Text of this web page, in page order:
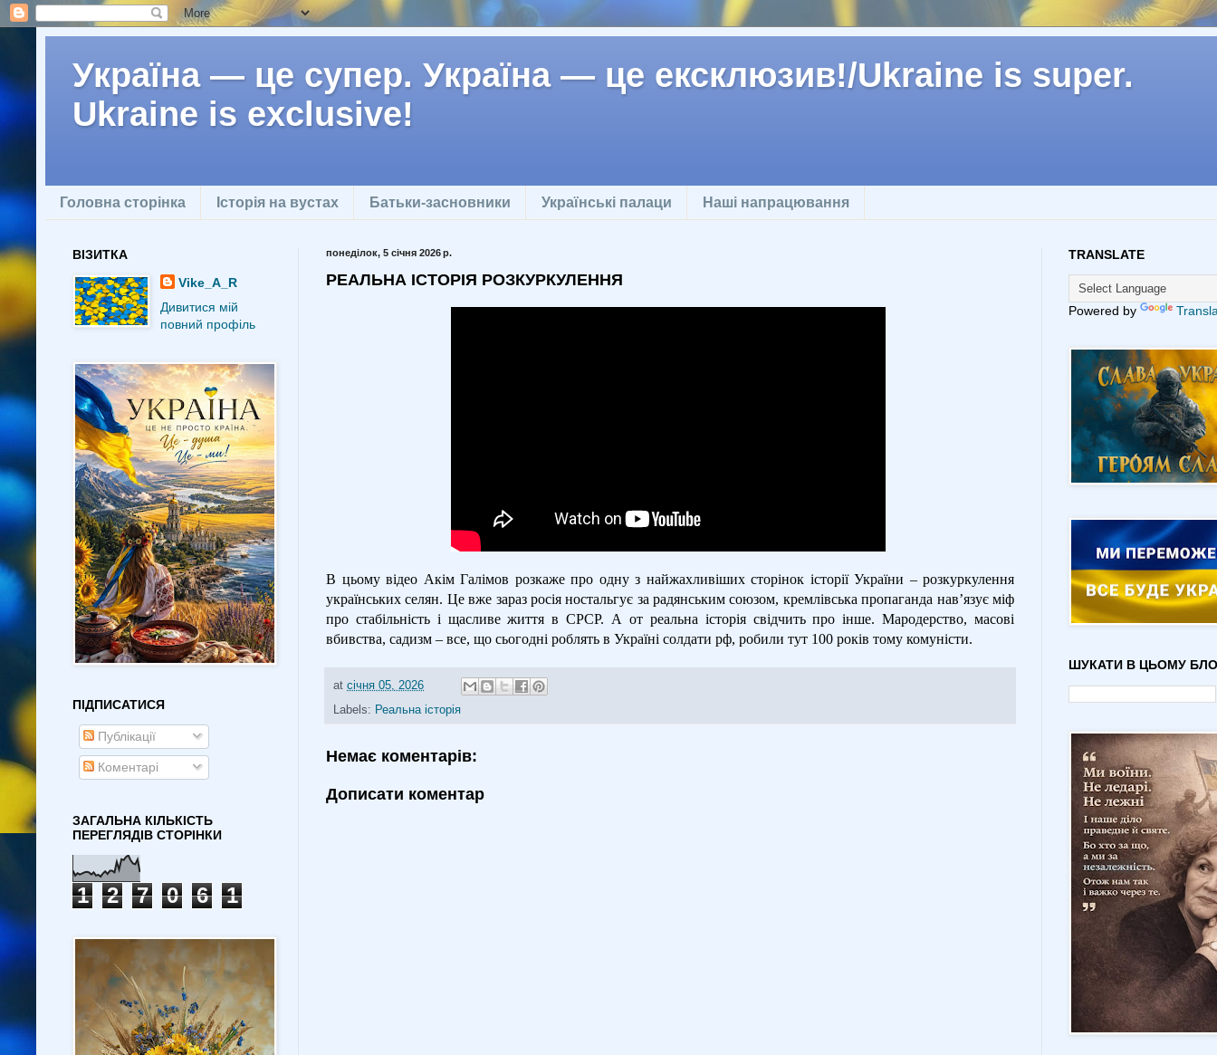
Україна — це супер. Україна — це ексклюзив!/Ukraine is super.
Ukraine is exclusive!
Головна сторінка Історія на вустах Батьки-засновники Українські палаци Наші напрацювання
понеділок, 5 січня 2026 р.
РЕАЛЬНА ІСТОРІЯ РОЗКУРКУЛЕННЯ
В цьому відео Акім Галімов розкаже про одну з найжахливіших сторінок історії України – розкуркулення
українських селян. Це вже зараз росія ностальгує за радянським союзом, кремлівська пропаганда нав’язує міф
про стабільність і щасливе життя в СРСР. А от реальна історія свідчить про інше. Мародерство, масові
вбивства, садизм – все, що сьогодні роблять в Україні солдати рф, робили тут 100 років тому комуністи.
at січня 05, 2026
Labels: Реальна історія
Немає коментарів:
Дописати коментар
ВІЗИТКА
Vike_A_R
Дивитися мій
повний профіль
ПІДПИСАТИСЯ
Публікації
Коментарі
ЗАГАЛЬНА КІЛЬКІСТЬ
ПЕРЕГЛЯДІВ СТОРІНКИ
1 2 7 0 6 1
TRANSLATE
Powered by
ШУКАТИ В ЦЬОМУ